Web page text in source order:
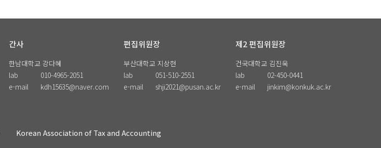
간사
한남대학교 강다혜
lab
010-4965-2051
e-mail
kdh15635@naver.com
편집위원장
부산대학교 지상현
lab
051-510-2551
e-mail
shji2021@pusan.ac.kr
제2 편집위원장
건국대학교 김진욱
lab
02-450-0441
e-mail
jinkim@konkuk.ac.kr
Korean Association of Tax and Accounting